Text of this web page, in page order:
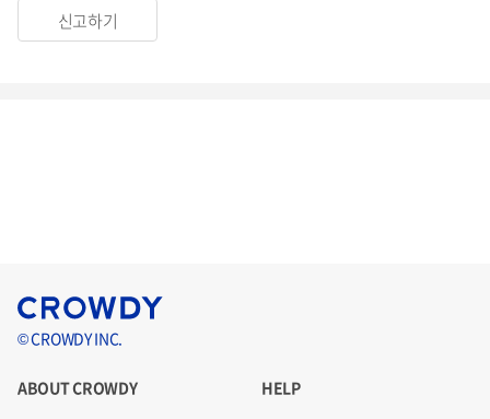
신고하기
© CROWDY INC.
ABOUT CROWDY HELP